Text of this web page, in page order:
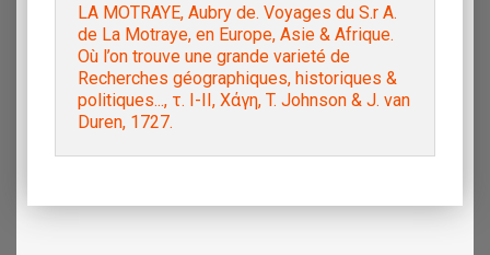
LA MOTRAYE, Aubry de. Voyages du S.r A.
de La Motraye, en Europe, Asie & Afrique.
Où l’on trouve une grande varieté de
Recherches géographiques, historiques &
politiques..., τ. Ι-ΙΙ, Χάγη, T. Johnson & J. van
Duren, 1727.